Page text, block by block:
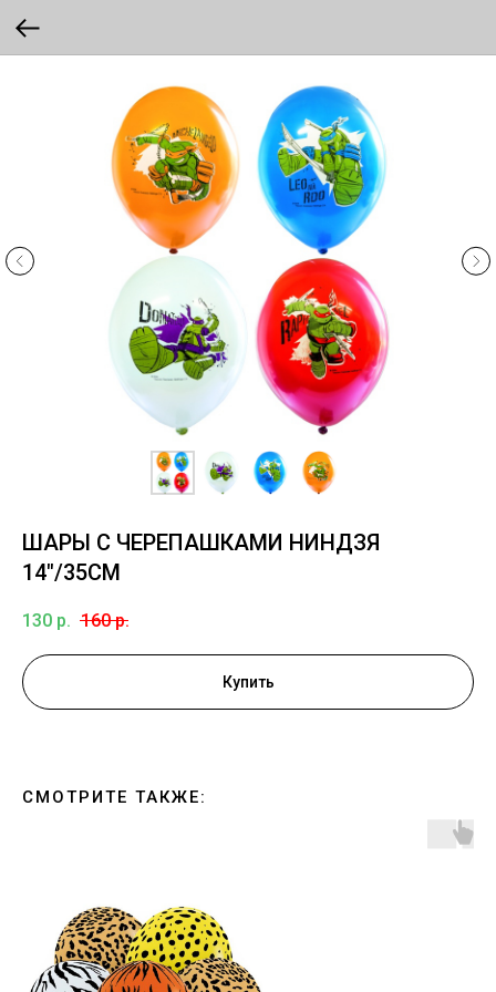
ШАРЫ С ЧЕРЕПАШКАМИ НИНДЗЯ
14"/35СМ
130 р. 160 р.
Купить
СМОТРИТЕ ТАКЖЕ: